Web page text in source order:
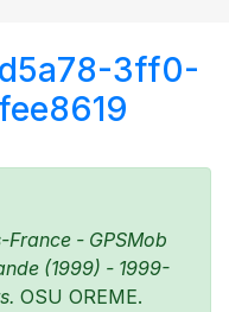
3ff0-
France - GPSMob
(1999) - 1999-
OSU OREME.